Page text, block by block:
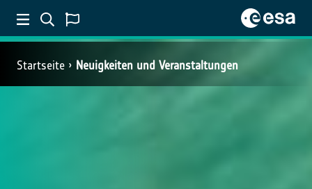
Startseite Neuigkeiten und Veranstaltungen